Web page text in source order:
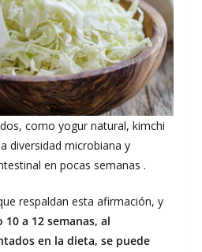
como yogur natural, kimchi
diversidad microbiana y
en pocas semanas .
respaldan esta afirmación, y
10 a 12 semanas, al
en la dieta, se puede